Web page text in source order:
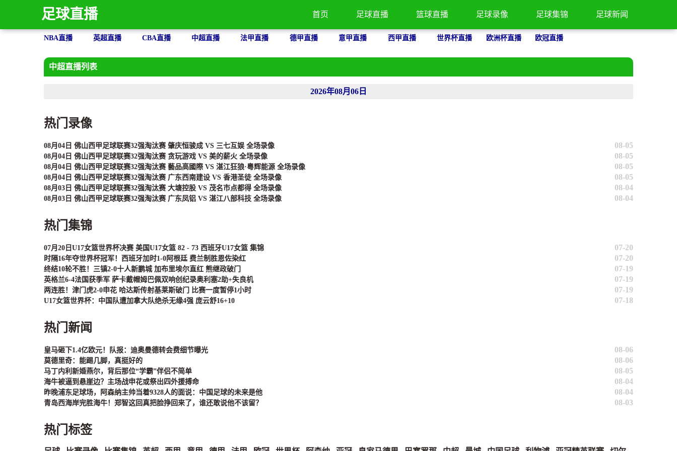
足球直播 首页 足球直播 篮球直播 足球录像 足球集锦 足球新闻
NBA直播 英超直播 CBA直播 中超直播 法甲直播 德甲直播 意甲直播 西甲直播 世界杯直播 欧洲杯直播 欧冠直播
中超直播列表
2026年08月06日
热门录像
08月04日 佛山西甲足球联赛32强淘汰赛 肇庆恒骏成 VS 三七互娱 全场录像 08-05
08月04日 佛山西甲足球联赛32强淘汰赛 贪玩游戏 VS 美的薪火 全场录像 08-05
08月04日 佛山西甲足球联赛32强淘汰赛 藝品高國際 VS 湛江狂狼·粵辉能源 全场录像 08-05
08月04日 佛山西甲足球联赛32强淘汰赛 广东西南建设 VS 香港圣徒 全场录像 08-05
08月03日 佛山西甲足球联赛32强淘汰赛 大塘控股 VS 茂名市点都得 全场录像 08-04
08月03日 佛山西甲足球联赛32强淘汰赛 广东凤铝 VS 湛江八部科技 全场录像 08-04
热门集锦
07月20日U17女篮世界杯决赛 美国U17女篮 82 - 73 西班牙U17女篮 集锦 07-20
时隔16年夺世界杯冠军！西班牙加时1-0阿根廷 费兰制胜恩佐染红 07-20
终结10轮不胜！三镇2-0十人新鹏城 加布里埃尔直红 熊继政破门 07-19
英格兰6-4法国获季军 萨卡戴帽姆巴佩双响创纪录奥利塞2助+失良机 07-19
两连胜！津门虎2-0申花 哈达斯传射基莱斯破门 比赛一度暂停1小时 07-19
U17女篮世界杯：中国队遭加拿大队绝杀无缘4强 庞云舒16+10 07-18
热门新闻
皇马砸下1.4亿欧元！队报：迪奥曼德转会费细节曝光 08-06
莫德里奇：能踢几脚，真挺好的 08-06
马丁内利新婚燕尔，背后那位“学霸”伴侣不简单 08-05
海牛被逼到悬崖边？主场战申花或祭出四外援搏命 08-04
昨晚浦东足球场，阿森纳主帅当着9328人的面说：中国足球的未来是他 08-04
青岛西海岸完胜海牛！郑智这回真把脸挣回来了，谁还敢说他不该留？ 08-03
热门标签